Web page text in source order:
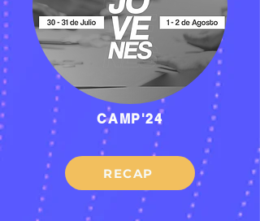
CAMP'24
RECAP